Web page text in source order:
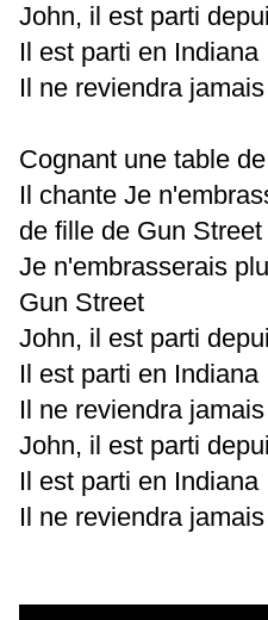
John, il est parti
Il est parti en Indiana
Il ne reviendra
Cognant une table
Il chante Je
de fille de Gun Street
Je n'embrasserais
Gun Street
John, il est parti
Il est parti en Indiana
Il ne reviendra
John, il est parti
Il est parti en Indiana
Il ne reviendra